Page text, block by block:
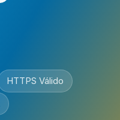
HTTPS Válido